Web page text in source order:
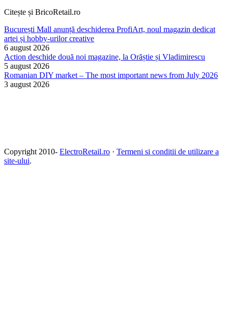
Citește și BricoRetail.ro
București Mall anunță deschiderea ProfiArt, noul magazin dedicat
artei și hobby-urilor creative
6 august 2026
Action deschide două noi magazine, la Orăștie și Vladimirescu
5 august 2026
Romanian DIY market – The most important news from July 2026
3 august 2026
Copyright 2010- ElectroRetail.ro · Termeni si conditii de utilizare a
site-ului.